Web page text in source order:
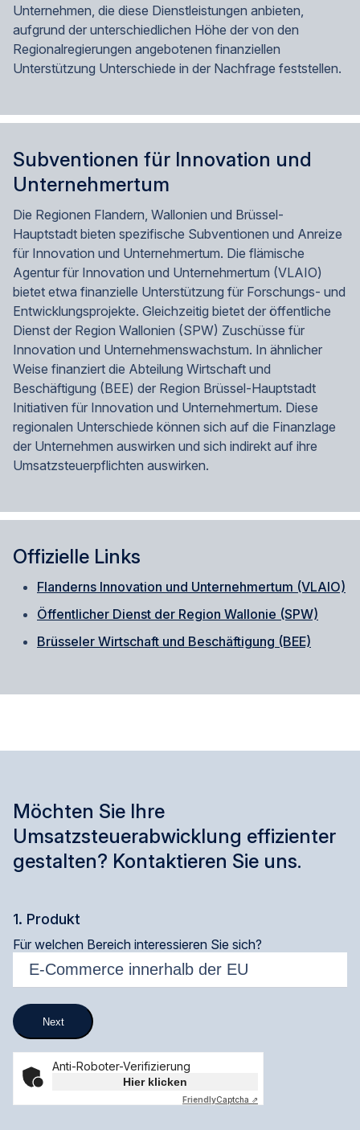
Unternehmen, die diese Dienstleistungen anbieten,
aufgrund der unterschiedlichen Höhe der von den
Regionalregierungen angebotenen finanziellen
Unterstützung Unterschiede in der Nachfrage feststellen.
Subventionen für Innovation und
Unternehmertum
Die Regionen Flandern, Wallonien und Brüssel-
Hauptstadt bieten spezifische Subventionen und Anreize
für Innovation und Unternehmertum. Die flämische
Agentur für Innovation und Unternehmertum (VLAIO)
bietet etwa finanzielle Unterstützung für Forschungs- und
Entwicklungsprojekte. Gleichzeitig bietet der öffentliche
Dienst der Region Wallonien (SPW) Zuschüsse für
Innovation und Unternehmenswachstum. In ähnlicher
Weise finanziert die Abteilung Wirtschaft und
Beschäftigung (BEE) der Region Brüssel-Hauptstadt
Initiativen für Innovation und Unternehmertum. Diese
regionalen Unterschiede können sich auf die Finanzlage
der Unternehmen auswirken und sich indirekt auf ihre
Umsatzsteuerpflichten auswirken.
Offizielle Links
Flanderns Innovation und Unternehmertum (VLAIO)
Öffentlicher Dienst der Region Wallonie (SPW)
Brüsseler Wirtschaft und Beschäftigung (BEE)
Möchten Sie Ihre
Umsatzsteuerabwicklung effizienter
gestalten? Kontaktieren Sie uns.
1. Produkt
Für welchen Bereich interessieren Sie sich?
Next
Anti-Roboter-Verifizierung
Hier klicken
FriendlyCaptcha ⇗